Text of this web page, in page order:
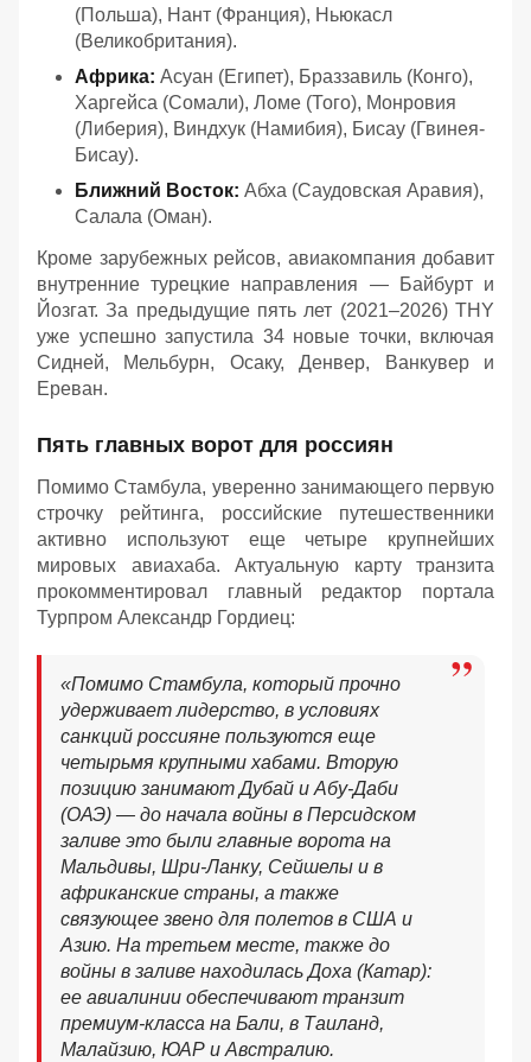
(Польша), Нант (Франция), Ньюкасл
(Великобритания).
Африка: Асуан (Египет), Браззавиль (Конго),
Харгейса (Сомали), Ломе (Того), Монровия
(Либерия), Виндхук (Намибия), Бисау (Гвинея-
Бисау).
Ближний Восток: Абха (Саудовская Аравия),
Салала (Оман).
Кроме зарубежных рейсов, авиакомпания добавит
внутренние турецкие направления — Байбурт и
Йозгат. За предыдущие пять лет (2021–2026) THY
уже успешно запустила 34 новые точки, включая
Сидней, Мельбурн, Осаку, Денвер, Ванкувер и
Ереван.
Пять главных ворот для россиян
Помимо Стамбула, уверенно занимающего первую
строчку рейтинга, российские путешественники
активно используют еще четыре крупнейших
мировых авиахаба. Актуальную карту транзита
прокомментировал главный редактор портала
Турпром Александр Гордиец:
«Помимо Стамбула, который прочно
удерживает лидерство, в условиях
санкций россияне пользуются еще
четырьмя крупными хабами. Вторую
позицию занимают Дубай и Абу-Даби
(ОАЭ) — до начала войны в Персидском
заливе это были главные ворота на
Мальдивы, Шри-Ланку, Сейшелы и в
африканские страны, а также
связующее звено для полетов в США и
Азию. На третьем месте, также до
войны в заливе находилась Доха (Катар):
ее авиалинии обеспечивают транзит
премиум-класса на Бали, в Таиланд,
Малайзию, ЮАР и Австралию.